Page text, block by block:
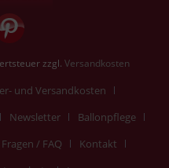
zzgl. Versandkosten
und Versandkosten
Newsletter
Ballonpflege
/ FAQ
Kontakt